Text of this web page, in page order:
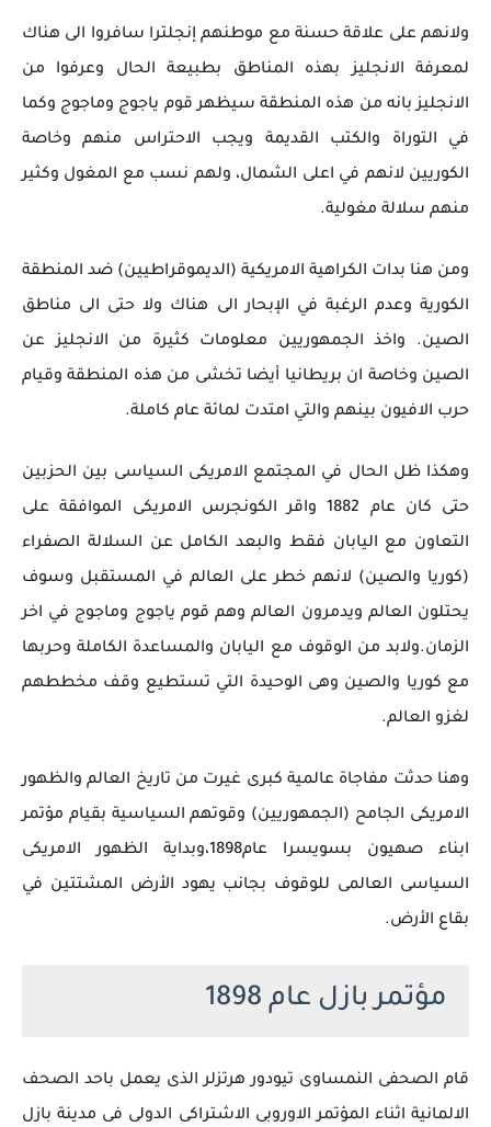
ولانهم على علاقة حسنة مع موطنهم إنجلترا سافروا الى هناك
لمعرفة الانجليز بهذه المناطق بطبيعة الحال وعرفوا من
الانجليز بانه من هذه المنطقة سيظهر قوم ياجوج وماجوج وكما
في التوراة والكتب القديمة ويجب الاحتراس منهم وخاصة
الكوريين لانهم في اعلى الشمال، ولهم نسب مع المغول وكثير
منهم سلالة مغولية.
ومن هنا بدات الكراهية الامريكية (الديموقراطيين) ضد المنطقة
الكورية وعدم الرغبة في الإبحار الى هناك ولا حتى الى مناطق
الصين. واخذ الجمهوريين معلومات كثيرة من الانجليز عن
الصين وخاصة ان بريطانيا أيضا تخشى من هذه المنطقة وقيام
حرب الافيون بينهم والتي امتدت لمائة عام كاملة.
وهكذا ظل الحال في المجتمع الامريكى السياسى بين الحزبين
حتى كان عام 1882 واقر الكونجرس الامريكى الموافقة على
التعاون مع اليابان فقط والبعد الكامل عن السلالة الصفراء
(كوريا والصين) لانهم خطر على العالم في المستقبل وسوف
يحتلون العالم ويدمرون العالم وهم قوم ياجوج وماجوج في اخر
الزمان.ولابد من الوقوف مع اليابان والمساعدة الكاملة وحربها
مع كوريا والصين وهى الوحيدة التي تستطيع وقف مخططهم
لغزو العالم.
وهنا حدثت مفاجاة عالمية كبرى غيرت من تاريخ العالم والظهور
الامريكى الجامح (الجمهوريين) وقوتهم السياسية بقيام مؤتمر
ابناء صهيون بسويسرا عام1898،وبداية الظهور الامريكى
السياسى العالمى للوقوف بجانب يهود الأرض المشتتين في
بقاع الأرض.
مؤتمر بازل عام 1898
قام الصحفى النمساوى تيودور هرتزلر الذى يعمل باحد الصحف
الالمانية اثناء المؤتمر الاوروبى الاشتراكى الدولى فى مدينة بازل